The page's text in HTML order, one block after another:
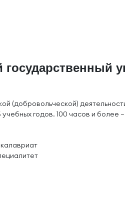
государственный
(добровольческой)
годов. 100 часов и более